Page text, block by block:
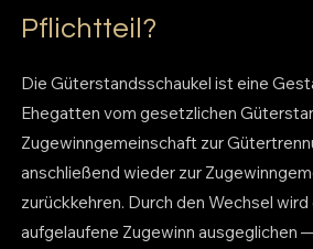
Pflichtteil?
Die Güterstandsschaukel ist eine
Ehegatten vom gesetzlichen
Zugewinngemeinschaft zur
anschließend wieder zur
zurückkehren. Durch den Wechsel wird
aufgelaufene Zugewinn ausgeglichen